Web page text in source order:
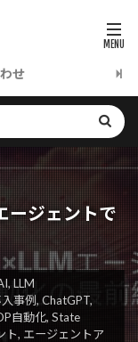
せ
ージェントで
, LLM
事例, ChatGPT,
自動化, State
ト, エージェントア